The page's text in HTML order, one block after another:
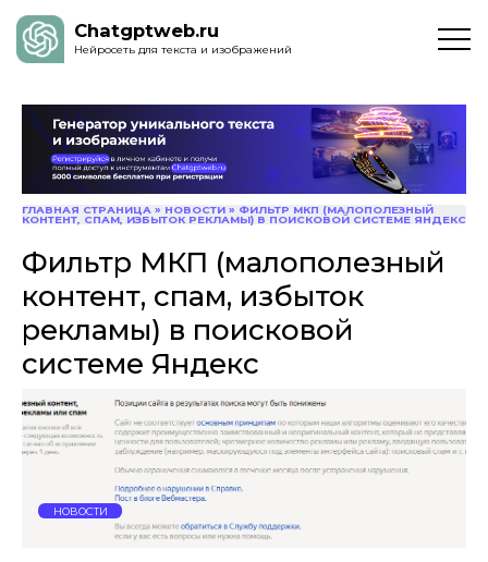
Chatgptweb.ru
Нейросеть для текста и изображений
ГЛАВНАЯ СТРАНИЦА » НОВОСТИ » ФИЛЬТР МКП (МАЛОПОЛЕЗНЫЙ
КОНТЕНТ, СПАМ, ИЗБЫТОК РЕКЛАМЫ) В ПОИСКОВОЙ СИСТЕМЕ ЯНДЕКС
Фильтр МКП (малополезный
контент, спам, избыток
рекламы) в поисковой
системе Яндекс
НОВОСТИ